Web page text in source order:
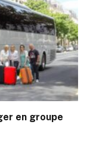
en groupe